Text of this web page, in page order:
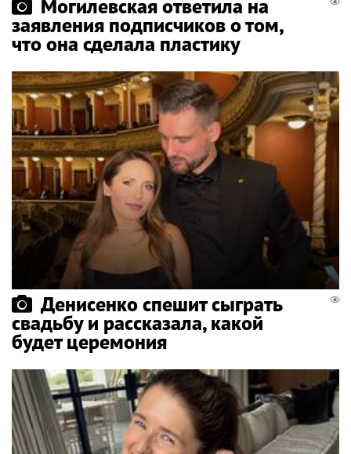
Могилевская ответила на
заявления подписчиков о том,
что она сделала пластику
Денисенко спешит сыграть
свадьбу и рассказала, какой
будет церемония